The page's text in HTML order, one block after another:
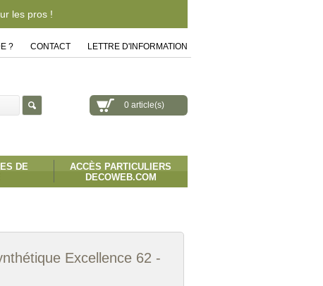
les pros !
? CONTACT LETTRE D'INFORMATION
0 article(s)
DE
ACCÈS PARTICULIERS
DECOWEB.COM
Excellence 62 -